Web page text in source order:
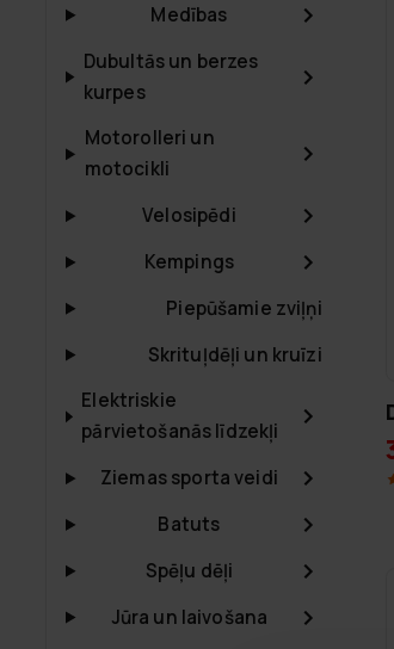
Medības
Dubultās un berzes
kurpes
Motorolleri un
motocikli
Velosipēdi
Kempings
Piepūšamie zviļņi
Skrituļdēļi un kruīzi
Elektriskie
pārvietošanās līdzekļi
Ziemas sporta veidi
Batuts
Spēļu dēļi
Jūra un laivošana